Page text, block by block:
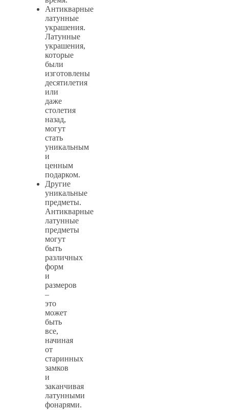
Антикварные
латунные
украшения.
Латунные
украшения,
которые
были
изготовлены
десятилетия
или
даже
столетия
назад,
могут
стать
уникальным
и
ценным
подарком.
Другие
уникальные
предметы.
Антикварные
латунные
предметы
могут
быть
различных
форм
и
размеров
–
это
может
быть
все,
начиная
от
старинных
замков
и
заканчивая
латунными
фонарями.